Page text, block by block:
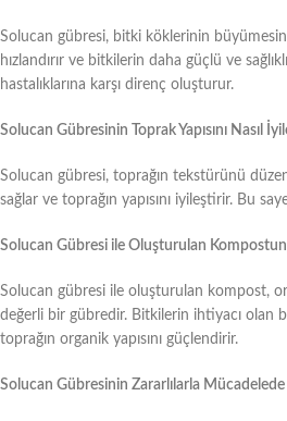
Solucan gübresi, bitki köklerinin
hızlandırır ve bitkilerin daha güçlü ve
hastalıklarına karşı direnç oluşturur.
Solucan Gübresinin Toprak Yapısını Nasıl
Solucan gübresi, toprağın tekstürünü
sağlar ve toprağın yapısını iyileştirir. Bu
Solucan Gübresi ile Oluşturulan Kompostun
Solucan gübresi ile oluşturulan kompost,
değerli bir gübredir. Bitkilerin ihtiyacı olan
toprağın organik yapısını güçlendirir.
Solucan Gübresinin Zararlılarla Mücadelede